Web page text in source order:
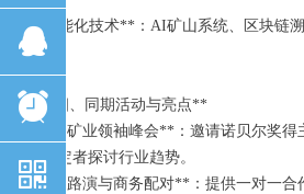
4. **智能化技术**：AI矿山系统、区块链
应用。
---
### **四、同期活动与亮点**
- **全球矿业领袖峰会**：邀请诺贝尔奖得
政策制定者探讨行业趋势。
- **技术路演与商务配对**：提供一对一合
뀩
뀥
낃